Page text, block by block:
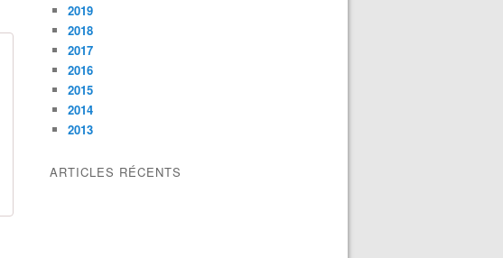
2019
2018
2017
2016
2015
2014
2013
ARTICLES RÉCENTS